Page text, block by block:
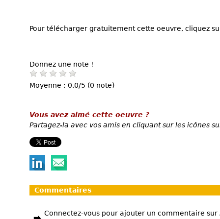
Pour télécharger gratuitement cette oeuvre, cliquez
Donnez une note !
Moyenne : 0.0/5 (0 note)
Vous avez aimé cette oeuvre ?
Partagez-la avec vos amis en cliquant sur les icônes
Commentaires
Connectez-vous pour ajouter un commentaire sur